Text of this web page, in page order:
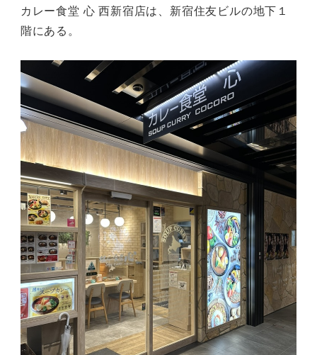
カレー食堂 心 西新宿店は、新宿住友ビルの地下１
階にある。